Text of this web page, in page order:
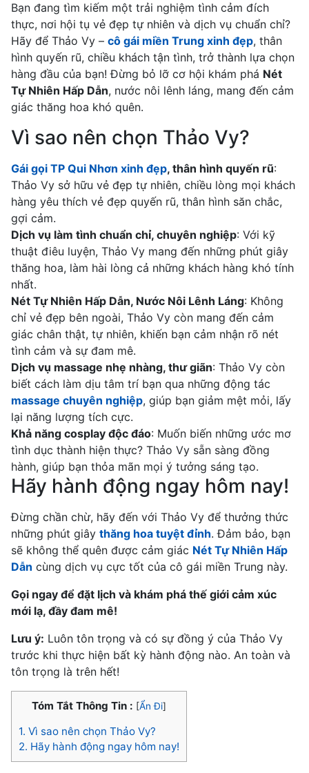
Bạn đang tìm kiếm một trải nghiệm tình cảm đích
thực, nơi hội tụ vẻ đẹp tự nhiên và dịch vụ chuẩn chỉ?
Hãy để Thảo Vy – cô gái miền Trung xinh đẹp, thân
hình quyến rũ, chiều khách tận tình, trở thành lựa chọn
hàng đầu của bạn! Đừng bỏ lỡ cơ hội khám phá Nét
Tự Nhiên Hấp Dẫn, nước nôi lênh láng, mang đến cảm
giác thăng hoa khó quên.
Vì sao nên chọn Thảo Vy?
Gái gọi TP Qui Nhơn xinh đẹp, thân hình quyến rũ:
Thảo Vy sở hữu vẻ đẹp tự nhiên, chiều lòng mọi khách
hàng yêu thích vẻ đẹp quyến rũ, thân hình săn chắc,
gợi cảm.
Dịch vụ làm tình chuẩn chỉ, chuyên nghiệp: Với kỹ
thuật điêu luyện, Thảo Vy mang đến những phút giây
thăng hoa, làm hài lòng cả những khách hàng khó tính
nhất.
Nét Tự Nhiên Hấp Dẫn, Nước Nôi Lênh Láng: Không
chỉ vẻ đẹp bên ngoài, Thảo Vy còn mang đến cảm
giác chân thật, tự nhiên, khiến bạn cảm nhận rõ nét
tình cảm và sự đam mê.
Dịch vụ massage nhẹ nhàng, thư giãn: Thảo Vy còn
biết cách làm dịu tâm trí bạn qua những động tác
massage chuyên nghiệp, giúp bạn giảm mệt mỏi, lấy
lại năng lượng tích cực.
Khả năng cosplay độc đáo: Muốn biến những ước mơ
tình dục thành hiện thực? Thảo Vy sẵn sàng đồng
hành, giúp bạn thỏa mãn mọi ý tưởng sáng tạo.
Hãy hành động ngay hôm nay!
Đừng chần chừ, hãy đến với Thảo Vy để thưởng thức
những phút giây thăng hoa tuyệt đỉnh. Đảm bảo, bạn
sẽ không thể quên được cảm giác Nét Tự Nhiên Hấp
Dẫn cùng dịch vụ cực tốt của cô gái miền Trung này.
Gọi ngay để đặt lịch và khám phá thế giới cảm xúc
mới lạ, đầy đam mê!
Lưu ý: Luôn tôn trọng và có sự đồng ý của Thảo Vy
trước khi thực hiện bất kỳ hành động nào. An toàn và
tôn trọng là trên hết!
Tóm Tắt Thông Tin : [Ẩn Đi]
1. Vì sao nên chọn Thảo Vy?
2. Hãy hành động ngay hôm nay!